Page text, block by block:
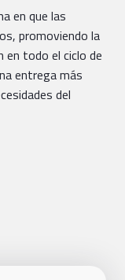
en que las
promoviendo la
en todo el ciclo de
entrega más
del